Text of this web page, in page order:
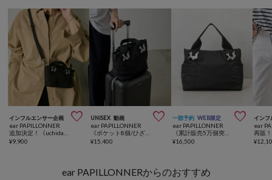
インフルエンサー企画 
ear PAPILLONNER
¥9,900
UNISEX 動画 
ear PAPILLONNER
¥15,400
一部予約 WEB限定 
ear PAPILLONNER
《累計販売5万個突破！/WEB限定カラーあり》 ショルダー付き樹脂パーツトートバッグMサイズ
¥16,500
インフ
ear
¥
ear PAPILLONNERからのおすすめ